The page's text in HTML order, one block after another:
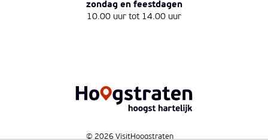
zondag en feestdagen
10.00 uur tot 14.00 uur
© 2026 VisitHoogstraten